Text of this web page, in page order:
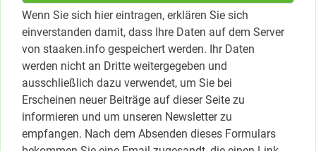
Wenn Sie sich hier eintragen, erklären Sie sich
einverstanden damit, dass Ihre Daten auf dem Server
von staaken.info gespeichert werden. Ihr Daten
werden nicht an Dritte weitergegeben und
ausschließlich dazu verwendet, um Sie bei
Erscheinen neuer Beiträge auf dieser Seite zu
informieren und um unseren Newsletter zu
empfangen. Nach dem Absenden dieses Formulars